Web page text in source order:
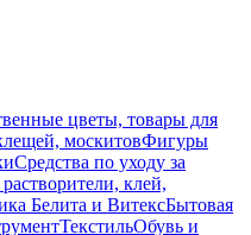
цветы, товары для
москитовФигуры
Средства по уходу за
клей,
Белита и ВитексБытовая
ТекстильОбувь и